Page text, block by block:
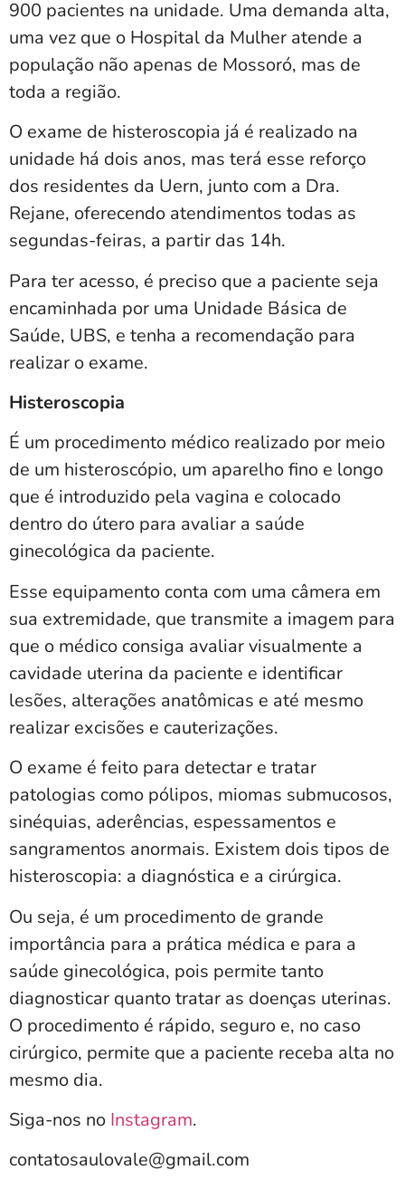
900 pacientes na unidade. Uma demanda alta,
uma vez que o Hospital da Mulher atende a
população não apenas de Mossoró, mas de
toda a região.
O exame de histeroscopia já é realizado na
unidade há dois anos, mas terá esse reforço
dos residentes da Uern, junto com a Dra.
Rejane, oferecendo atendimentos todas as
segundas-feiras, a partir das 14h.
Para ter acesso, é preciso que a paciente seja
encaminhada por uma Unidade Básica de
Saúde, UBS, e tenha a recomendação para
realizar o exame.
Histeroscopia
É um procedimento médico realizado por meio
de um histeroscópio, um aparelho fino e longo
que é introduzido pela vagina e colocado
dentro do útero para avaliar a saúde
ginecológica da paciente.
Esse equipamento conta com uma câmera em
sua extremidade, que transmite a imagem para
que o médico consiga avaliar visualmente a
cavidade uterina da paciente e identificar
lesões, alterações anatômicas e até mesmo
realizar excisões e cauterizações.
O exame é feito para detectar e tratar
patologias como pólipos, miomas submucosos,
sinéquias, aderências, espessamentos e
sangramentos anormais. Existem dois tipos de
histeroscopia: a diagnóstica e a cirúrgica.
Ou seja, é um procedimento de grande
importância para a prática médica e para a
saúde ginecológica, pois permite tanto
diagnosticar quanto tratar as doenças uterinas.
O procedimento é rápido, seguro e, no caso
cirúrgico, permite que a paciente receba alta no
mesmo dia.
Siga-nos no Instagram.
contatosaulovale@gmail.com